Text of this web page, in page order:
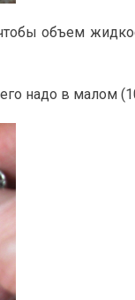
объем
надо в малом